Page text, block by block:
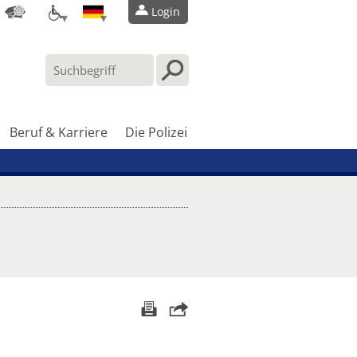
Login
Beruf & Karriere Die Polizei